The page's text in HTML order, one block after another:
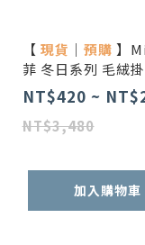
【 現貨 ｜ 預購 】
菲 冬日系列 毛絨
NT$420 ~
NT$3,480
加入購物車